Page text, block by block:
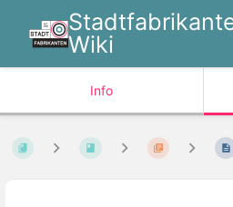
Wiki
Info